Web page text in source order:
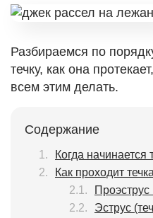
Разбираемся по
течку, как она
всем этим делать.
Содержание
Когда начинается
Как проходит
Эструс